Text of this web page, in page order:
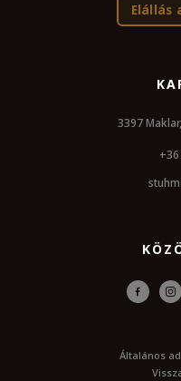
Elállás
3397
Általános